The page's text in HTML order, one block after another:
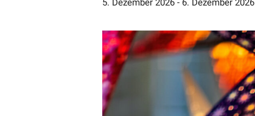
5. Dezember 2026 - 6. Dezember 2026